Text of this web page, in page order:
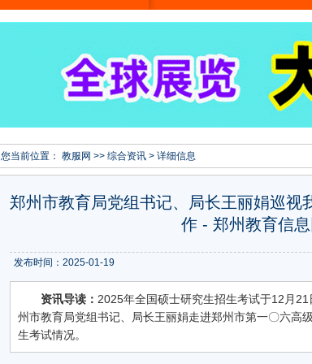
您当前位置： 教服网 >> 综合资讯 > 详细信息
郑州市教育局党组书记、局长王丽娟巡视
作 - 郑州教育信息
发布时间：2025-01-19
资讯导读： 2025年全国硕士研究生招生考试于12月
州市教育局党组书记、局长王丽娟走进郑州市第一〇六高
生考试情况。